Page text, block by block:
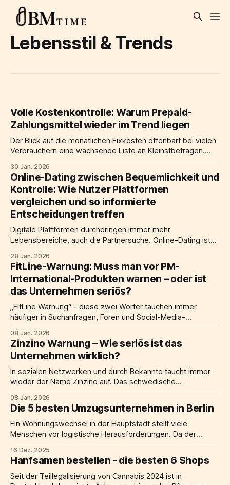
Lebensstil & Trends
Volle Kostenkontrolle: Warum Prepaid-
Zahlungsmittel wieder im Trend liegen
Der Blick auf die monatlichen Fixkosten offenbart bei vielen
Verbrauchern eine wachsende Liste an Kleinstbeträgen.
Mitgliedschaften summieren sich schnell zu beträchtlichen
Ausgaben. In einem wirtschaftlichen Umfeld, das von
Inflation und Unsicherheit geprägt ist, suchen Haushalte und
Einzelpersonen verstärkt nach Wegen, das eigene Budget
strikter
30 Jan. 2026
Online-Dating zwischen Bequemlichkeit und
Kontrolle: Wie Nutzer Plattformen
vergleichen und so informierte
Entscheidungen treffen
Digitale Plattformen durchdringen immer mehr
Lebensbereiche, auch die Partnersuche. Online-Dating ist
Bestandteil unserer modernen Alltagskultur geworden.
Immer mehr wächst allerdings auch der
Orientierungsbedarf. Die Vielzahl an Angeboten, Funktionen
und Geschäftsmodellen macht es dem Einzelnen schwer,
hier noch fundierte Entscheidungen zu treffen. Gerade
28 Jan. 2026
FitLine-Warnung: Muss man vor PM-
International-Produkten warnen – oder ist
das Unternehmen seriös?
„FitLine Warnung“ – diese zwei Wörter tauchen immer
häufiger in Suchanfragen, Foren und Social-Media-
echte gesundheitliche Risiken? Um unseriöse
Werbeversprechen? Oder um Kritik am Geschäftsmodell
hinter der Marke? Und vor allem: Ist PM-International
(FitLine) ein seriöses Unternehmen – oder gibt es
08 Jan. 2026
Zinzino Warnung – Wie seriös ist das
Unternehmen wirklich?
In sozialen Netzwerken und durch Bekannte taucht immer
wieder der Name Zinzino auf. Das schwedische
Öle, Vitamine und sogar individuelle Bluttests – und bietet
zugleich eine Geschäftsmöglichkeit für jene, die die
Produkte weiterempfehlen. Verbraucherschützer und
skeptische Kunden stellen jedoch kritische Fragen: Handelt
08 Jan. 2026
Die 5 besten Umzugsunternehmen in Berlin
Ein Wohnungswechsel in der Hauptstadt stellt viele
Menschen vor logistische Herausforderungen. Da der
Handeln erfordert, muss die Organisation des eigentlichen
Umzugs reibungslos funktionieren. Professionelle Hilfe beim
Packen, Montieren von Möbeln und Einrichten von
16 Dez. 2025
Hanfsamen bestellen - die besten 6 Shops
Seit der Teillegalisierung von Cannabis 2024 ist in